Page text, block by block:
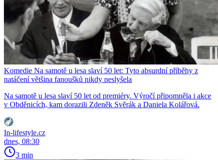
Komedie Na samotě u lesa slaví 50 let: Tyto absurdní příběhy z
natáčení většina fanoušků nikdy neslyšela
Na samotě u lesa slaví 50 let od premiéry. Výročí připomněla i akce
v Obděnicích, kam dorazili Zdeněk Svěrák a Daniela Kolářová.
In-lifestyle.cz
dnes, 08:30
3 min